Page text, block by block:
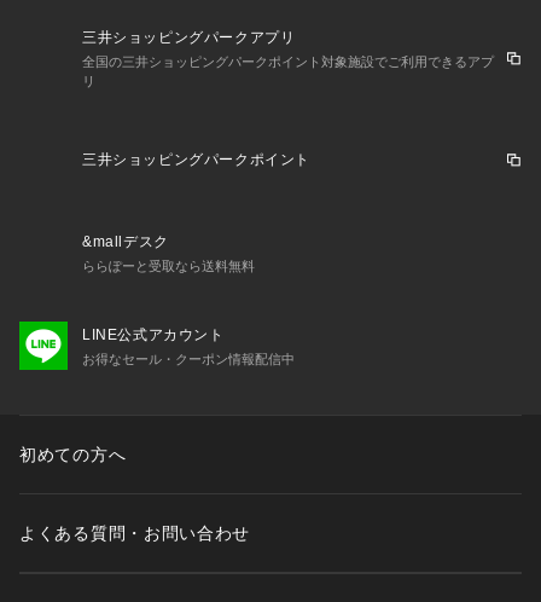
三井ショッピングパークアプリ
全国の三井ショッピングパークポイント対象施設でご利用できるアプ
リ
三井ショッピングパークポイント
&mallデスク
ららぽーと受取なら送料無料
LINE公式アカウント
お得なセール・クーポン情報配信中
初めての方へ
よくある質問・お問い合わせ